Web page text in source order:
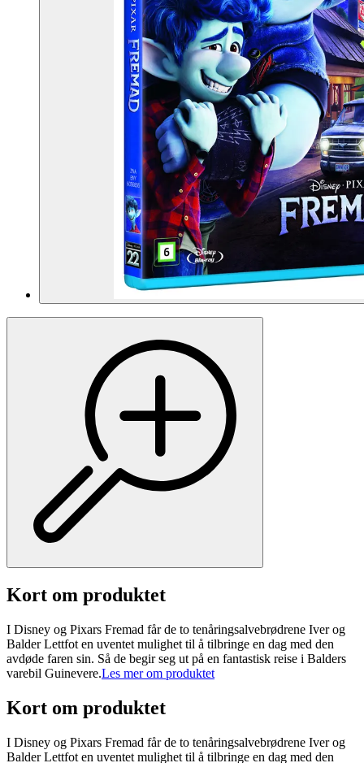
Kort om produktet
I Disney og Pixars Fremad får de to tenåringsalvebrødrene Iver og
Balder Lettfot en uventet mulighet til å tilbringe en dag med den
avdøde faren sin. Så de begir seg ut på en fantastisk reise i Balders
varebil Guinevere.Les mer om produktet
Kort om produktet
I Disney og Pixars Fremad får de to tenåringsalvebrødrene Iver og
Balder Lettfot en uventet mulighet til å tilbringe en dag med den